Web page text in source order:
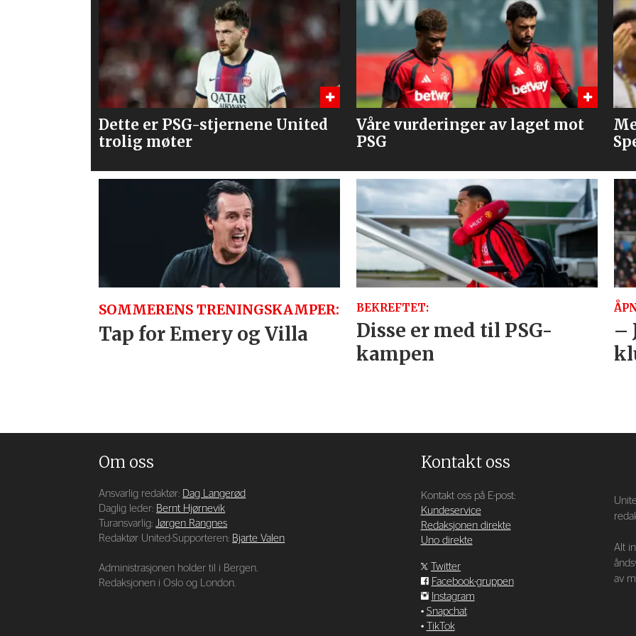
Våre vurderinger av laget mot
PSG
Mener United bør slå til på
Spence
SOMMERENS TRENINGSKAMPER:
Tap for Emery og Villa
BEKREFTET:
Disse er med til PSG-
kampen
–
Om oss
Ansvarlig redaktør: Dag Langerød
Daglig leder: Bernt Hjørnevik
Turansvarlig:Jørgen Rangnes
Redaktør United-Supporteren: Bjarte Valen
Administrasjonen holder til i Bergen.
Redaksjonen i Oslo og London.
Kontakt oss
Kontakt oss på E-post:
Kundeservice
Redaksjonen direkte
Uno direkte
Twitter
Facebook-gruppen
Instagram
• Snapchat
• TikTok
Alt
av